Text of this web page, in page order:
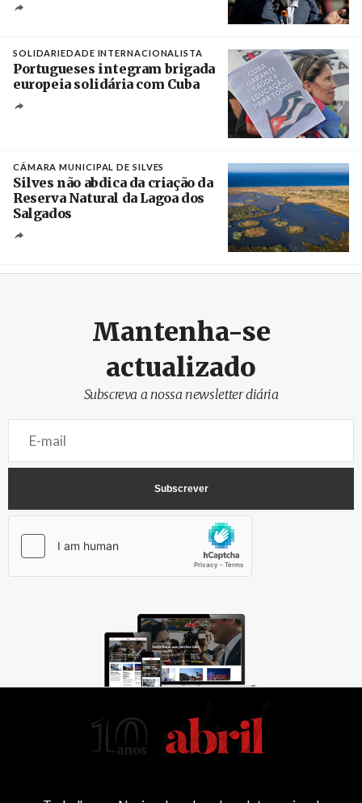
SOLIDARIEDADE INTERNACIONALISTA
Portugueses integram brigada
europeia solidária com Cuba
CÂMARA MUNICIPAL DE SILVES
Silves não abdica da criação da
Reserva Natural da Lagoa dos
Salgados
Mantenha-se
actualizado
Subscreva a nossa newsletter diária